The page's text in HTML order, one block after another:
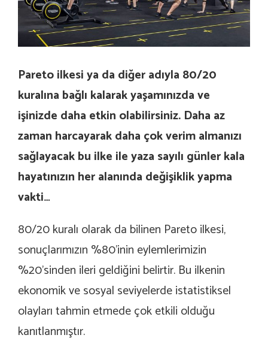
Pareto ilkesi ya da diğer adıyla 80/20
kuralına bağlı kalarak yaşamınızda ve
işinizde daha etkin olabilirsiniz. Daha az
zaman harcayarak daha çok verim almanızı
sağlayacak bu ilke ile yaza sayılı günler kala
hayatınızın her alanında değişiklik yapma
vakti…
80/20 kuralı olarak da bilinen Pareto ilkesi,
sonuçlarımızın %80’inin eylemlerimizin
%20’sinden ileri geldiğini belirtir. Bu ilkenin
ekonomik ve sosyal seviyelerde istatistiksel
olayları tahmin etmede çok etkili olduğu
kanıtlanmıştır.